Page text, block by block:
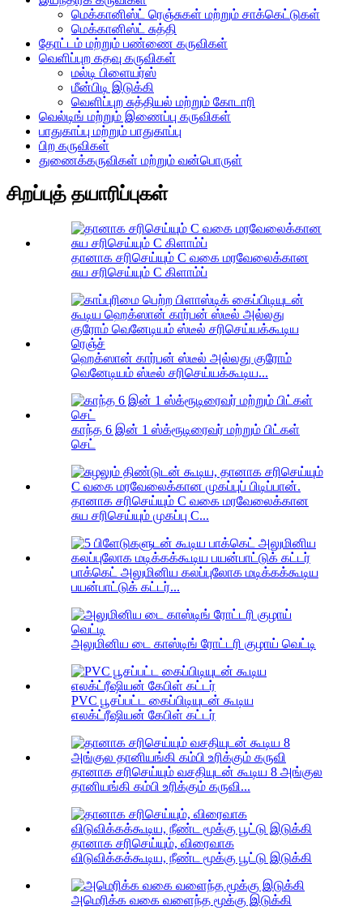
மெக்கானிஸ்ட் ரெஞ்சுகள் மற்றும் சாக்கெட்டுகள்
மெக்கானிஸ்ட் சுத்தி
தோட்டம் மற்றும் பண்ணை கருவிகள்
வெளிப்புற கதவு கருவிகள்
மல்டி பிளையர்ஸ்
மீன்பிடி இடுக்கி
வெளிப்புற சுத்தியல் மற்றும் கோடாரி
வெல்டிங் மற்றும் இணைப்பு கருவிகள்
பாதுகாப்பு மற்றும் பாதுகாப்பு
பிற கருவிகள்
துணைக்கருவிகள் மற்றும் வன்பொருள்
சிறப்புத் தயாரிப்புகள்
தானாக சரிசெய்யும் C வகை மரவேலைக்கான
சுய சரிசெய்யும் C கிளாம்ப்
ஹெக்ஸான் கார்பன் ஸ்டீல் அல்லது குரோம்
வெனேடியம் ஸ்டீல் சரிசெய்யக்கூடிய...
காந்த 6 இன் 1 ஸ்க்ரூடிரைவர் மற்றும் பிட்கள்
செட்
தானாக சரிசெய்யும் C வகை மரவேலைக்கான
சுய சரிசெய்யும் முகப்பு C...
பாக்கெட் அலுமினிய கலப்புலோக மடிக்கக்கூடிய
பயன்பாட்டுக் கட்டர்...
அலுமினிய டை காஸ்டிங் ரோட்டரி குழாய் வெட்டி
PVC பூசப்பட்ட கைப்பிடியுடன் கூடிய
எலக்ட்ரீஷியன் கேபிள் கட்டர்
தானாக சரிசெய்யும் வசதியுடன் கூடிய 8 அங்குல
தானியங்கி கம்பி உரிக்கும் கருவி...
தானாக சரிசெய்யும், விரைவாக
விடுவிக்கக்கூடிய, நீண்ட மூக்கு பூட்டு இடுக்கி
அமெரிக்க வகை வளைந்த மூக்கு இடுக்கி